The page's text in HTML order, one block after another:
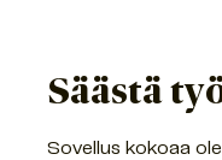
Säästä
Sovellus kokoaa